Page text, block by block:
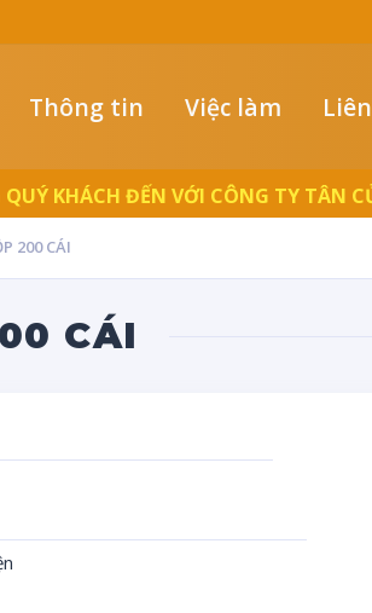
Thông tin Việc làm
ĐỒNG HÀNH CÙNG NGƯỜI THỢ
200 CÁI
CÁI